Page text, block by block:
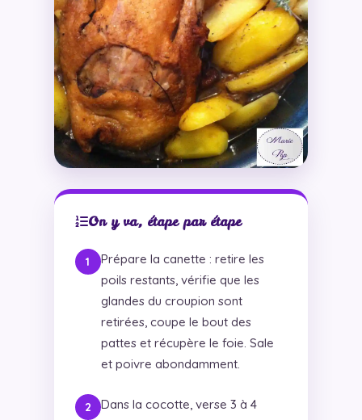
On y va, étape par étape
Prépare la canette : retire les
poils restants, vérifie que les
glandes du croupion sont
retirées, coupe le bout des
pattes et récupère le foie. Sale
et poivre abondamment.
Dans la cocotte, verse 3 à 4